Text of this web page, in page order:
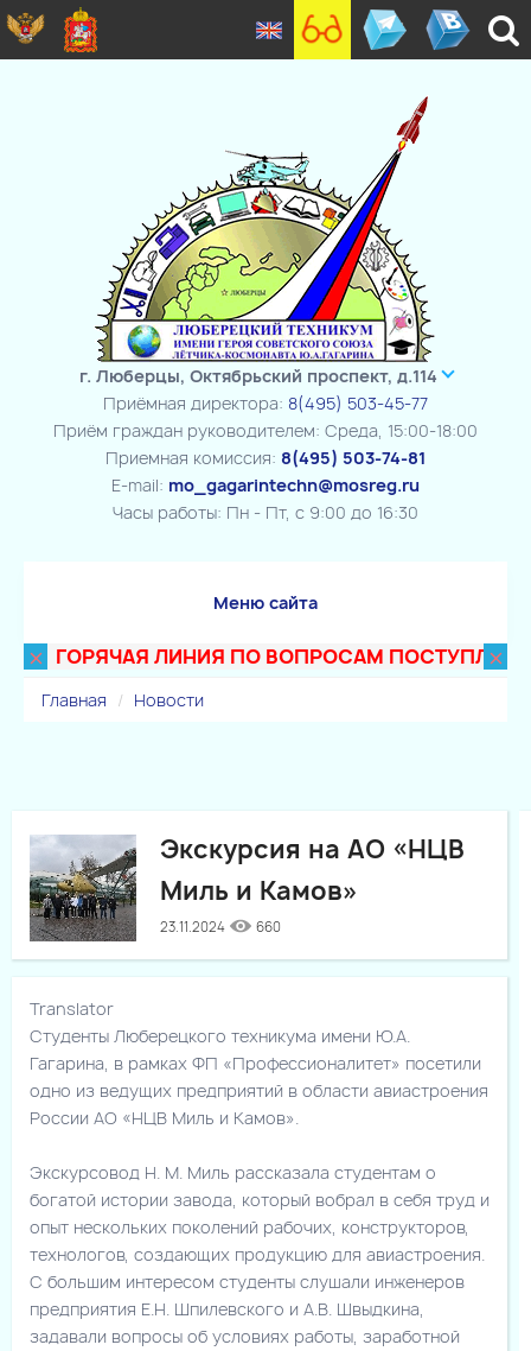
г. Люберцы, Октябрьский проспект, д.114
Приёмная директора: 8(495) 503-45-77
Приём граждан руководителем: Среда, 15:00-18:00
Приемная комиссия: 8(495) 503-74-81
E-mail: mo_gagarintechn@mosreg.ru
Часы работы: Пн - Пт, с 9:00 до 16:30
Меню сайта
× ГОРЯЧАЯ ЛИНИЯ ПО ВОПРОСАМ ПОСТУПЛЕНИЯ
×
Главная Новости
Экскурсия на АО «НЦВ
Миль и Камов»
23.11.2024 660
Translator
Студенты Люберецкого техникума имени Ю.А.
Гагарина, в рамках ФП «Профессионалитет» посетили
одно из ведущих предприятий в области авиастроения
России АО «НЦВ Миль и Камов».
Экскурсовод Н. М. Миль рассказала студентам о
богатой истории завода, который вобрал в себя труд и
опыт нескольких поколений рабочих, конструкторов,
технологов, создающих продукцию для авиастроения.
С большим интересом студенты слушали инженеров
предприятия Е.Н. Шпилевского и А.В. Швыдкина,
задавали вопросы об условиях работы, заработной